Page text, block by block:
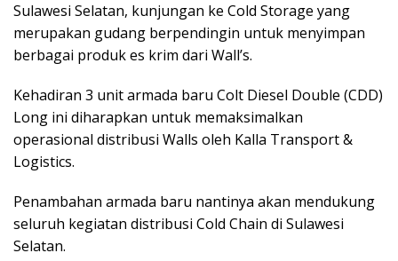
Sulawesi Selatan, kunjungan ke Cold Storage yang
merupakan gudang berpendingin untuk menyimpan
berbagai produk es krim dari Wall’s.
Kehadiran 3 unit armada baru Colt Diesel Double (CDD)
Long ini diharapkan untuk memaksimalkan
operasional distribusi Walls oleh Kalla Transport &
Logistics.
Penambahan armada baru nantinya akan mendukung
seluruh kegiatan distribusi Cold Chain di Sulawesi
Selatan.